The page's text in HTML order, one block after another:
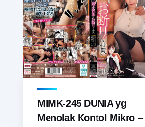
MIMK-245 DUNIA yg
Menolak Kontol Mikro –